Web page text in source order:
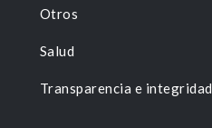
Otros
Salud
Transparencia e integridad